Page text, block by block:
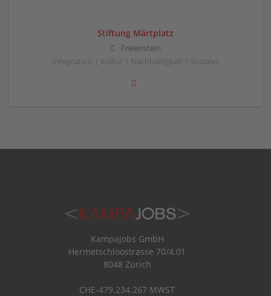
Stiftung Märtplatz
Freienstein
Integration | Kultur | Nachhaltigkeit | Soziales
Kampajobs GmbH
Hermetschloostrasse 70/4.01
8048 Zürich
CHE-479.234.267 MWST